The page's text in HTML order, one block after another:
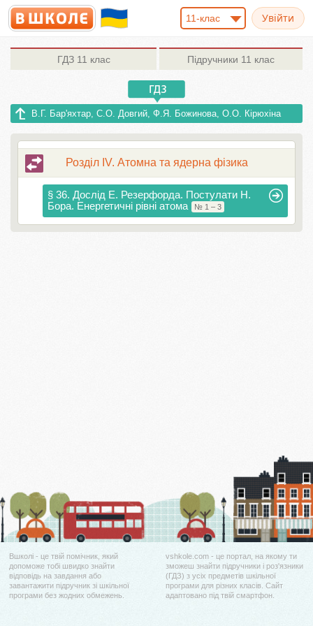
11-клас
ГДЗ11 клас Підручники 11 клас
В.Г. Бар'яхтар, С.О. Довгий, Ф.Я. Божинова, О.О. Кірюхіна
Розділ IV. Атомна та ядерна фізика
§ 36. Дослід Е. Резерфорда. Постулати Н.
Бора. Енергетичні рівні атома
№ 1 – 3
Вшколі - це твій помічник, який
допоможе тобі швидко знайти
відповідь на завдання або
завантажити підручник зі шкільної
програми без жодних обмежень.
vshkole.com - це портал, на якому ти
зможеш знайти підручники і роз'язники
(ГДЗ) з усіх предметів шкільної
програми для різних класів. Сайт
адаптовано під твій смартфон.